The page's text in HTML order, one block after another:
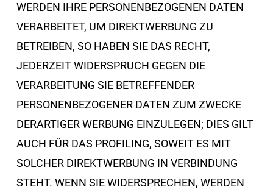
WERDEN IHRE PERSONENBEZOGENEN DATEN
VERARBEITET, UM DIREKTWERBUNG ZU
BETREIBEN, SO HABEN SIE DAS RECHT,
JEDERZEIT WIDERSPRUCH GEGEN DIE
VERARBEITUNG SIE BETREFFENDER
PERSONENBEZOGENER DATEN ZUM ZWECKE
DERARTIGER WERBUNG EINZULEGEN; DIES GILT
AUCH FÜR DAS PROFILING, SOWEIT ES MIT
SOLCHER DIREKTWERBUNG IN VERBINDUNG
STEHT. WENN SIE WIDERSPRECHEN, WERDEN